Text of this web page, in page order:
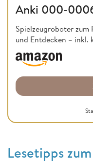
Anki 000-
Spielzeugroboter zum
und Entdecken – inkl.
Lesetipps